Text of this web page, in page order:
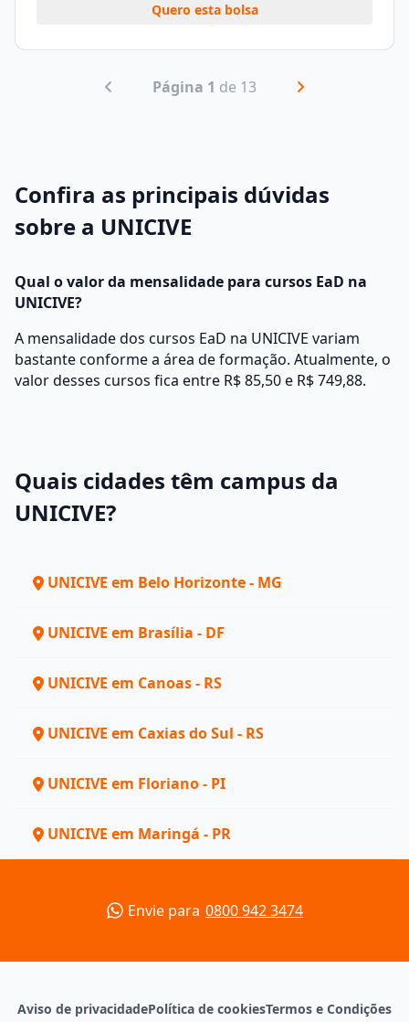
Quero esta bolsa
Página 1 de 13
Confira as principais dúvidas
sobre a UNICIVE
Qual o valor da mensalidade para cursos EaD na
UNICIVE?
A mensalidade dos cursos EaD na UNICIVE variam
bastante conforme a área de formação. Atualmente, o
valor desses cursos fica entre R$ 85,50 e R$ 749,88.
Quais cidades têm campus da
UNICIVE?
UNICIVE em Belo Horizonte - MG
UNICIVE em Brasília - DF
UNICIVE em Canoas - RS
UNICIVE em Caxias do Sul - RS
UNICIVE em Floriano - PI
UNICIVE em Maringá - PR
Envie para 0800 942 3474
Aviso de privacidadePolítica de cookiesTermos e Condições